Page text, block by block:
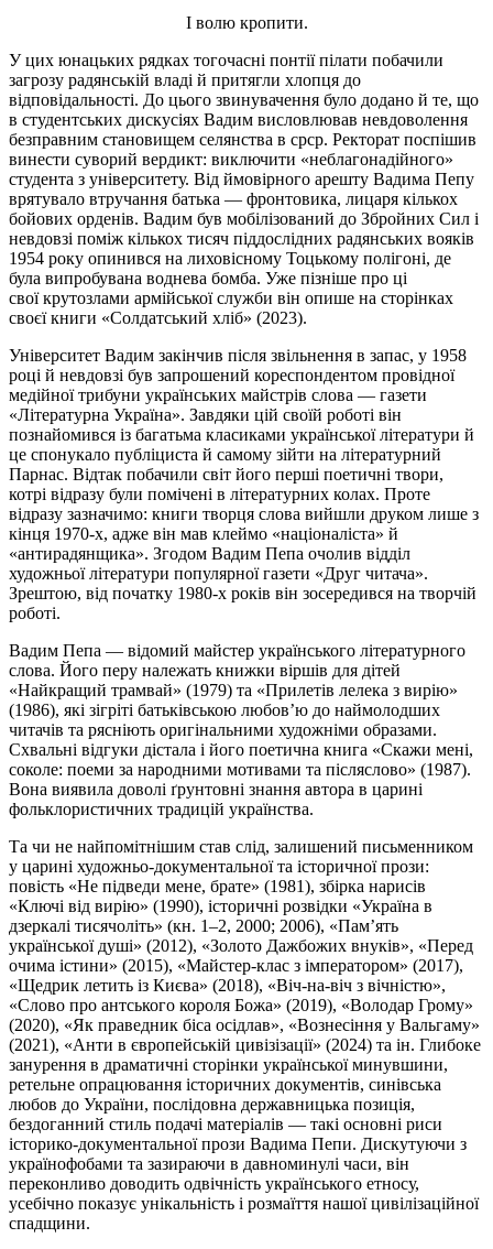
І волю кропити.
У цих юнацьких рядках тогочасні понтіїпілати побачили
загрозу радянській владі й притягли хлопця до
відповідальності. До цього звинувачення було додано й те, що
в студентських дискусіях Вадим висловлював невдоволення
безправним становищем селянства в срср. Ректорат поспішив
винести суворий вердикт: виключити «неблагонадійного»
студента з університету. Від ймовірного арешту Вадима Пепу
врятувало втручання батька — фронтовика, лицаря кількох
бойових орденів. Вадим був мобілізований до Збройних Сил і
невдовзі поміж кількох тисяч піддослідних радянських вояків
1954 року опинився на лиховісному Тоцькому полігоні, де
була випробувана воднева бомба. Уже пізніше про ці
своїкрутозлами армійської служби він опише на сторінках
своєї книги «Солдатський хліб» (2023).
Університет Вадим закінчив після звільнення в запас, у 1958
році й невдовзі був запрошений кореспондентом провідної
медійної трибуни українських майстрів слова — газети
«Літературна Україна». Завдяки цій своїй роботі він
познайомився із багатьма класиками української літератури й
це спонукало публіциста й самому зійти на літературний
Парнас. Відтак побачили світ його перші поетичні твори,
котрі відразу були помічені в літературних колах. Проте
відразу зазначимо: книги творця слова вийшли друком лише з
кінця 1970-х, адже він мав клеймо «націоналіста» й
«антирадянщика». Згодом Вадим Пепа очолив відділ
художньої літератури популярної газети «Друг читача».
Зрештою, від початку 1980-х років він зосередився на творчій
роботі.
Вадим Пепа — відомий майстер українського літературного
слова. Його перу належать книжки віршів для дітей
«Найкращий трамвай» (1979) та «Прилетів лелека з вирію»
(1986), які зігріті батьківською любов’ю до наймолодших
читачів та рясніють оригінальними художніми образами.
Схвальні відгуки дістала і його поетична книга «Скажи мені,
соколе: поеми за народними мотивами та післяслово» (1987).
Вона виявила доволі ґрунтовні знання автора в царині
фольклористичних традицій українства.
Та чи не найпомітнішим став слід, залишений письменником
у царині художньо-документальної та історичної прози:
повість «Не підведи мене, брате» (1981), збірка нарисів
«Ключі від вирію» (1990), історичні розвідки «Україна в
дзеркалі тисячоліть» (кн. 1–2, 2000; 2006), «Памʼять
української душі» (2012), «Золото Дажбожих внуків», «Перед
очима істини» (2015), «Майстер-клас з імператором» (2017),
«Щедрик летить із Києва» (2018), «Віч-на-віч з вічністю»,
«Слово про антського короля Божа» (2019), «Володар Грому»
(2020), «Як праведник біса осідлав», «Вознесіння у Вальгаму»
(2021), «Анти в європейській цивізізації» (2024) та ін. Глибоке
занурення в драматичні сторінки української минувшини,
ретельне опрацювання історичних документів, синівська
любов до України, послідовна державницька позиція,
бездоганний стиль подачі матеріалів — такі основні риси
історико-документальної прози Вадима Пепи. Дискутуючи з
українофобами та зазираючи в давноминулі часи, він
переконливо доводить одвічність українського етносу,
усебічно показує унікальність і розмаїття нашої цивілізаційної
спадщини.